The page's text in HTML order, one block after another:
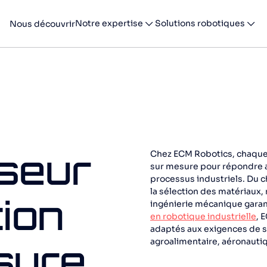
Nous découvrirNotre expertise Solutions robotiques
Chez ECM Robotics,
sur mesure pour répondre
processus industriels. Du
la sélection des
ingénierie mécanique
en robotique industrielle,
adaptés aux exigences de
agroalimentaire,